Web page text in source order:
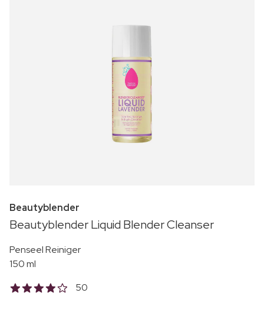
Beautyblender
Beautyblender Liquid Blender Cleanser
Penseel Reiniger
150 ml
50